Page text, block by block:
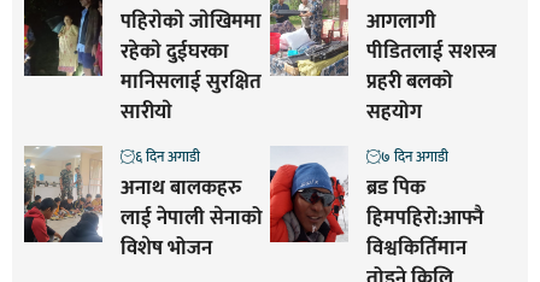
पहिराेकाे जाेखिममा
रहेकाे दुईघरका
मानिसलाई सुरक्षित
सारीयाे
आगलागी
पीडितलाई सशस्त्र
प्रहरी बलको
सहयोग
अनाथ बालकहरु
लाई नेपाली सेनाको
विशेष भोजन
६ दिन अगाडी
ब्रड पिक
हिमपहिरो:आफ्नै
विश्वकिर्तिमान
७ दिन अगाडी